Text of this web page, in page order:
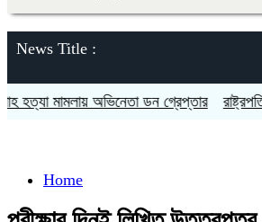
News Title :
মামলায় অভিনেতা ডন গ্রেপ্তার রাষ্ট্রপতি
Home